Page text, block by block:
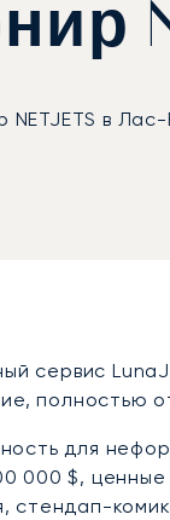
в
сервис
полностью
для
$,
стендап-